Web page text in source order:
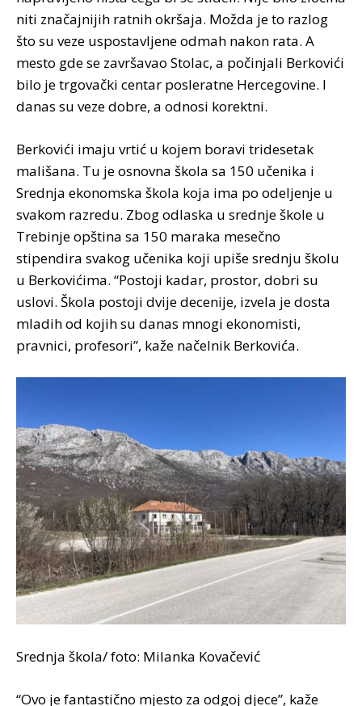
niti značajnijih ratnih okršaja. Možda je to razlog
što su veze uspostavljene odmah nakon rata. A
mesto gde se završavao Stolac, a počinjali Berkovići
bilo je trgovački centar posleratne Hercegovine. I
danas su veze dobre, a odnosi korektni.
Berkovići imaju vrtić u kojem boravi tridesetak
mališana. Tu je osnovna škola sa 150 učenika i
Srednja ekonomska škola koja ima po odeljenje u
svakom razredu. Zbog odlaska u srednje škole u
Trebinje opština sa 150 maraka mesečno
stipendira svakog učenika koji upiše srednju školu
u Berkovićima. “Postoji kadar, prostor, dobri su
uslovi. Škola postoji dvije decenije, izvela je dosta
mladih od kojih su danas mnogi ekonomisti,
pravnici, profesori”, kaže načelnik Berkovića.
Srednja škola/ foto: Milanka Kovačević
“Ovo je fantastično mjesto za odgoj djece”, kaže